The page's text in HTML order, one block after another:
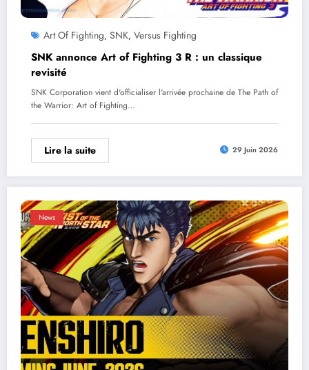
Art Of Fighting, SNK, Versus Fighting
SNK annonce Art of Fighting 3 R : un classique
revisité
SNK Corporation vient d'officialiser l'arrivée prochaine de The Path of
the Warrior: Art of Fighting…
Lire la suite 29 Juin 2026
News